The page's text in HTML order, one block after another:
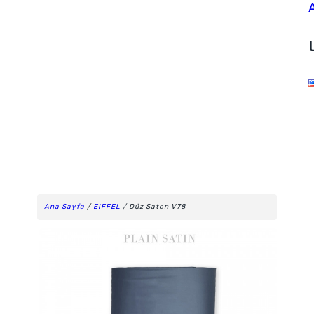
Ana Sayfa / EIFFEL / Düz Saten V78